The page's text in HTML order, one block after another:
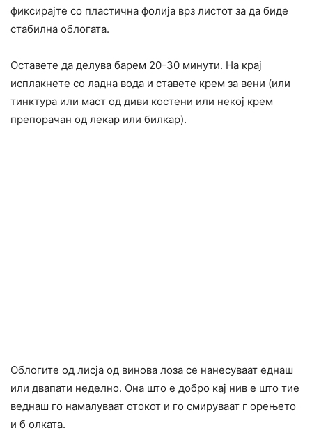
фиксирајте со пластична фолија врз листот за да биде
стабилна облогата.
Оставете да делува барем 20-30 минути. На крај
исплакнете со ладна вода и ставете крем за вени (или
тинктура или маст од диви костени или некој крем
препорачан од лекар или билкар).
Облогите од лисја од винова лоза се нанесуваат еднаш
или двапати неделно. Она што е добро кај нив е што тие
веднаш го намалуваат отокот и го смируваат г орењето
и б олката.